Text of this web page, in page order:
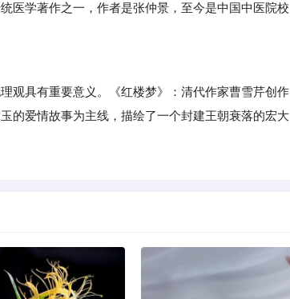
医学著作之一，作者是张仲景，至今是中国中医院校
具有重要意义。《红楼梦》：清代作家曹雪芹创作
的爱情故事为主线，描绘了一个封建王朝衰落的宏大